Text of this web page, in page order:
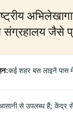
संग्रहालय
कई शहर बस लाइनें पास
आसानी से उपलब्ध हैं; केंद्र